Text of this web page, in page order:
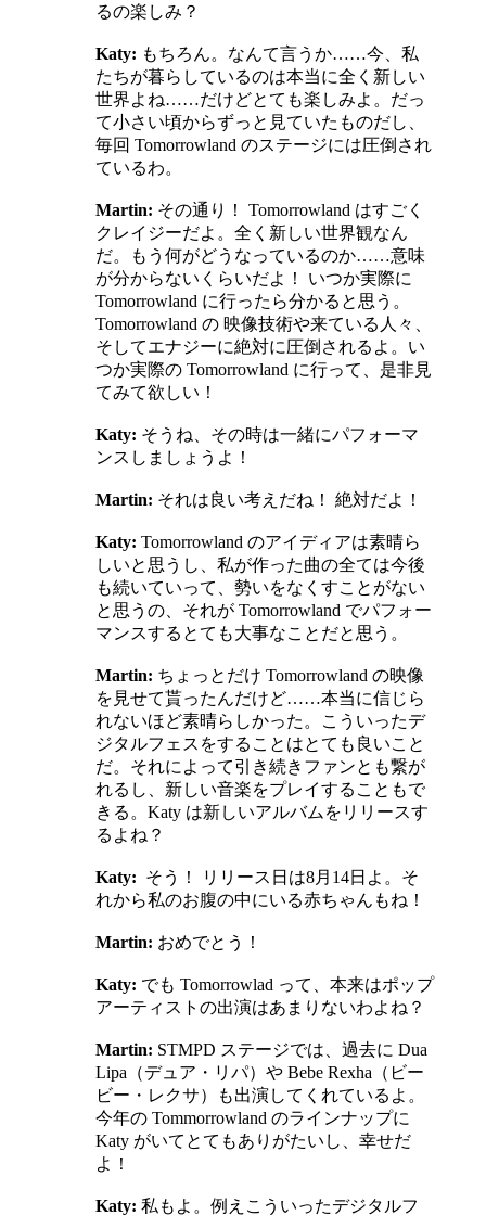
るの楽しみ？
Katy​: もちろん。なんて言うか……今、私
たちが暮らしているのは本当に全く新しい
世界よね……だけどとても楽しみよ。だっ
て小さい頃からずっと見ていたものだし、
毎回 Tomorrowland のステージには圧倒され
ているわ。
Martin: その通り！ Tomorrowland はすごく
クレイジーだよ。全く新しい世界観なん
だ。もう何がどうなっているのか……意味
が分からないくらいだよ！ いつか実際に
Tomorrowland に行ったら分かると思う。
Tomorrowland の 映像技術や来ている人々、
そしてエナジーに絶対に圧倒されるよ。い
つか実際の Tomorrowland に行って、是非見
てみて欲しい！
Katy​: そうね、その時は一緒にパフォーマ
ンスしましょうよ！
Martin: それは良い考えだね！ 絶対だよ！
Katy​: Tomorrowland のアイディアは素晴ら
しいと思うし、私が作った曲の全ては今後
も続いていって、勢いをなくすことがない
と思うの、それが Tomorrowland でパフォー
マンスするとても大事なことだと思う。
Martin: ちょっとだけ Tomorrowland の映像
を見せて貰ったんだけど……本当に信じら
れないほど素晴らしかった。こういったデ
ジタルフェスをすることはとても良いこと
だ。それによって引き続きファンとも繋が
れるし、新しい音楽をプレイすることもで
きる。Katy は新しいアルバムをリリースす
るよね？
Katy​: そう！ リリース日は8月14日よ。そ
れから私のお腹の中にいる赤ちゃんもね！
Martin: おめでとう！
Katy​: でも Tomorrowlad って、本来はポップ
アーティストの出演はあまりないわよね？
Martin: STMPD ステージでは、過去に Dua
Lipa（デュア・リパ）や Bebe Rexha（ビー
ビー・レクサ）も出演してくれているよ。
今年の Tommorrowland のラインナップに
Katy がいてとてもありがたいし、幸せだ
よ！
Katy​: 私もよ。例えこういったデジタルフ